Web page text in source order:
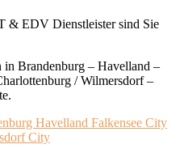
& EDV Dienstleister sind Sie
in Brandenburg – Havelland –
/ Wilmersdorf –